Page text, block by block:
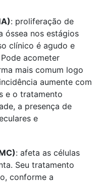
: proliferação de
óssea nos estágios
clínico é agudo e
acometer
mais comum logo
aumente com
e o tratamento
a presença de
e
: afeta as células
Seu tratamento
conforme a